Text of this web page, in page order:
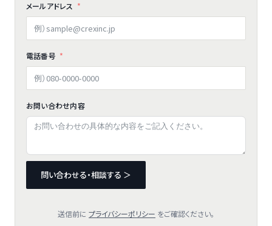
メールアドレス
電話番号
お問い合わせ内容
問い合わせる・相談する ＞
送信前に プライバシーポリシー をご確認ください。